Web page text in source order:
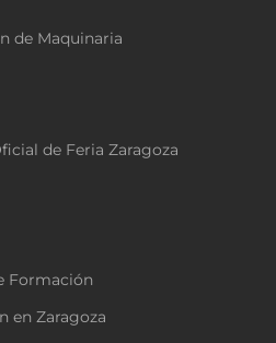
de Maquinaria
de Feria Zaragoza
Formación
en Zaragoza